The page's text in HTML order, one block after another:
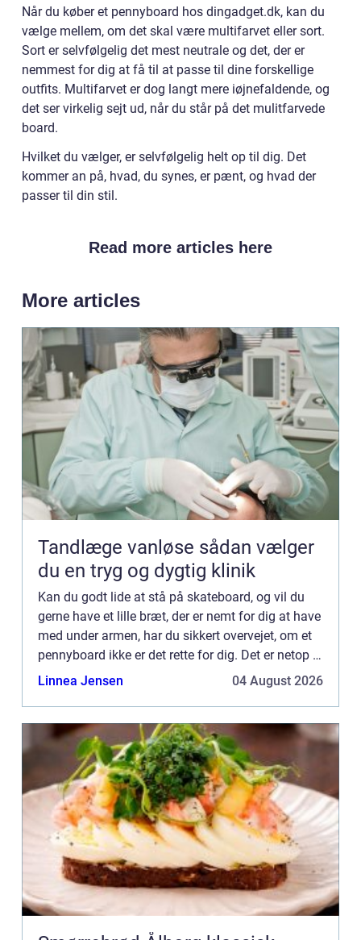
Når du køber et pennyboard hos dingadget.dk, kan du
vælge mellem, om det skal være multifarvet eller sort.
Sort er selvfølgelig det mest neutrale og det, der er
nemmest for dig at få til at passe til dine forskellige
outfits. Multifarvet er dog langt mere iøjnefaldende, og
det ser virkelig sejt ud, når du står på det mulitfarvede
board.
Hvilket du vælger, er selvfølgelig helt op til dig. Det
kommer an på, hvad, du synes, er pænt, og hvad der
passer til din stil.
Read more articles here
More articles
Tandlæge vanløse sådan vælger
du en tryg og dygtig klinik
Kan du godt lide at stå på skateboard, og vil du
gerne have et lille bræt, der er nemt for dig at have
med under armen, har du sikkert overvejet, om et
pennyboard ikke er det rette for dig. Det er netop et
lille skateboard, der er nemt for dig at hav...
Linnea Jensen 04 August 2026